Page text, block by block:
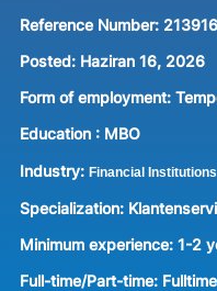
Reference Number: 213916
Posted: Haziran 16, 2026
Form of employment:
Education : MBO
Industry: Financial Institutions
Specialization:
Minimum experience: 1-2
Full-time/Part-time: Fulltime